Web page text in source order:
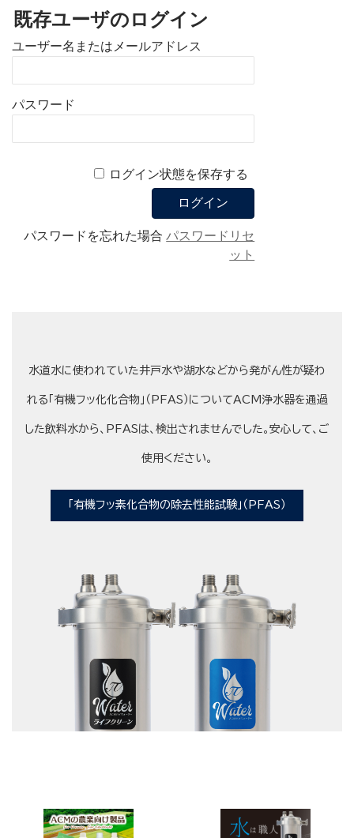
既存ユーザのログイン
ユーザー名またはメールアドレス
パスワード
ログイン状態を保存する
パスワードを忘れた場合パスワードリセ
ット
水道水に使われていた井戸水や湖水などから発がん性が疑わ
れる「有機フッ化化合物」（PFAS）についてACM浄水器を通過
した飲料水から、PFASは、検出されませんでした。安心して、ご
使用ください。
「有機フッ素化合物の除去性能試験」（PFAS）